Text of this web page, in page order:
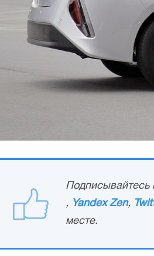
Подписывайтесь
, Yandex Zen,
месте.